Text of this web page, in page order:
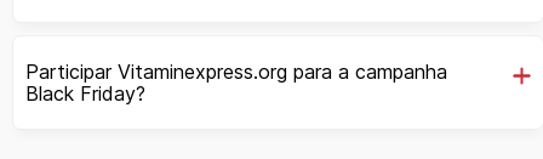
Participar Vitaminexpress.org para a campanha
Black Friday?